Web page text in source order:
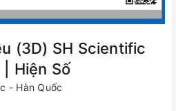
(3D) SH Scientific
| Hiện Số
- Hàn Quốc